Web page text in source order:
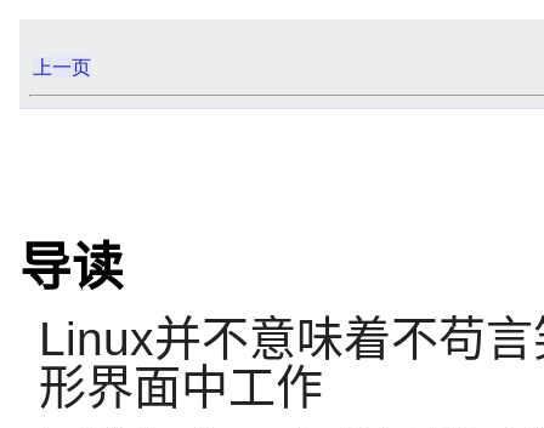
上一页
导读
Linux并不意味着不苟
形界面中工作